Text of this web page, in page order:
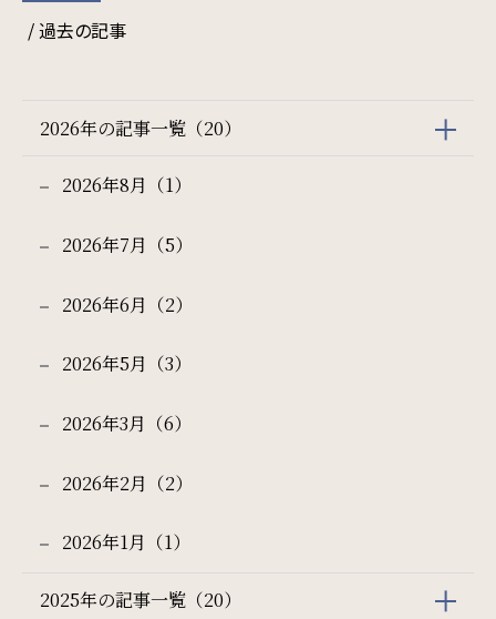
/ 過去の記事
2026年の記事一覧（20）
2026年8月（1）
2026年7月（5）
2026年6月（2）
2026年5月（3）
2026年3月（6）
2026年2月（2）
2026年1月（1）
2025年の記事一覧（20）